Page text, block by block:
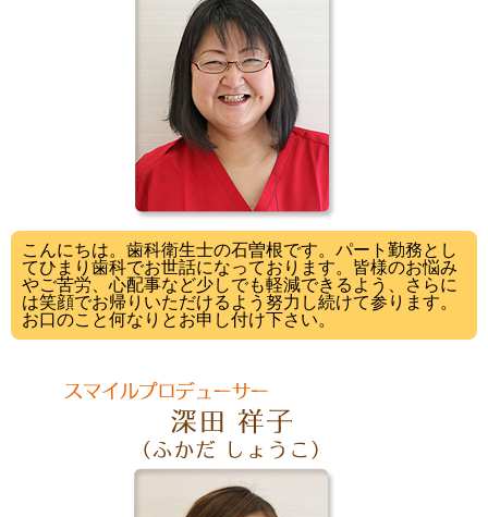
こんにちは。歯科衛生士の石曽根です。パート勤務とし
てひまり歯科でお世話になっております。皆様のお悩み
やご苦労、心配事など少しでも軽減できるよう、さらに
は笑顔でお帰りいただけるよう努力し続けて参ります。
お口のこと何なりとお申し付け下さい。